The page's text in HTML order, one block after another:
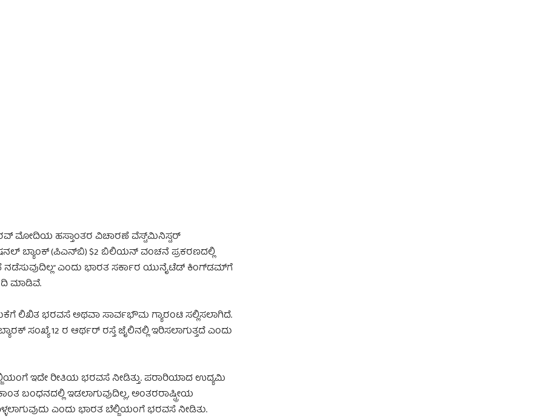
ಮೋದಿಯ ಹಸ್ತಾಂತರ ವಿಚಾರಣೆ ವೆಸ್ಟ್‌ಮಿನಿಸ್ಟರ್
ಬ್ಯಾಂಕ್ (ಪಿಎನ್‌ಬಿ) $2 ಬಿಲಿಯನ್ ವಂಚನೆ ಪ್ರಕರಣದಲ್ಲಿ
ಎಂದು ಭಾರತ ಸರ್ಕಾರ ಯುನೈಟೆಡ್ ಕಿಂಗ್‌ಡಮ್‌ಗೆ
ಮಾಡಿವೆ.
ಲಿಖಿತ ಭರವಸೆ ಅಥವಾ ಸಾರ್ವಭೌಮ ಗ್ಯಾರಂಟಿ ಸಲ್ಲಿಸಲಾಗಿದೆ.
ಸಂಖ್ಯೆ 12 ರ ಆರ್ಥರ್ ರಸ್ತೆ ಜೈಲಿನಲ್ಲಿ ಇರಿಸಲಾಗುತ್ತದೆ ಎಂದು
ಇದೇ ರೀತಿಯ ಭರವಸೆ ನೀಡಿತ್ತು. ಪರಾರಿಯಾದ ಉದ್ಯಮಿ
ಬಂಧನದಲ್ಲಿ ಇಡಲಾಗುವುದಿಲ್ಲ, ಅಂತರರಾಷ್ಟ್ರೀಯ
ಎಂದು ಭಾರತ ಬೆಲ್ಜಿಯಂಗೆ ಭರವಸೆ ನೀಡಿತು.